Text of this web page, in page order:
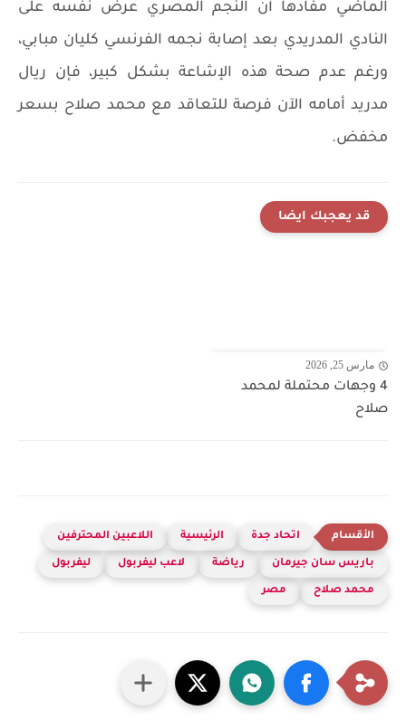
الماضي مفادها أن النجم المصري عرض نفسه على
النادي المدريدي بعد إصابة نجمه الفرنسي كليان مبابي،
ورغم عدم صحة هذه الإشاعة بشكل كبير، فإن ريال
مدريد أمامه الآن فرصة للتعاقد مع محمد صلاح بسعر
مخفض.
قد يعجبك ايضا
مارس 25, 2026
4 وجهات محتملة لمحمد
صلاح
اتحاد جدة الرئيسية اللاعبين المحترفين
باريس سان جيرمان رياضة لاعب ليفربول ليفربول
محمد صلاح مصر